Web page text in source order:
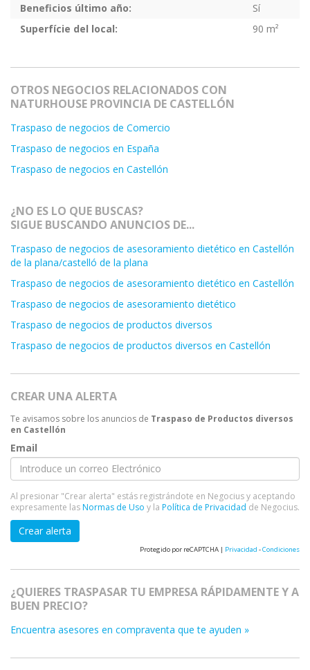
Beneficios último año:
Sí
Superfície del local:
90 m²
OTROS NEGOCIOS RELACIONADOS CON
NATURHOUSE PROVINCIA DE CASTELLÓN
Traspaso de negocios de Comercio
Traspaso de negocios en España
Traspaso de negocios en Castellón
¿NO ES LO QUE BUSCAS?
SIGUE BUSCANDO ANUNCIOS DE...
Traspaso de negocios de asesoramiento dietético en Castellón
de la plana/castelló de la plana
Traspaso de negocios de asesoramiento dietético en Castellón
Traspaso de negocios de asesoramiento dietético
Traspaso de negocios de productos diversos
Traspaso de negocios de productos diversos en Castellón
CREAR UNA ALERTA
Te avisamos sobre los anuncios de Traspaso de Productos diversos
en Castellón
Email
Al presionar "Crear alerta" estás registrándote en Negocius y aceptando
expresamente lasNormas de Uso y la Política de Privacidad de Negocius.
Crear alerta
Protegido por reCAPTCHA | Privacidad -Condiciones
¿QUIERES TRASPASAR TU EMPRESA RÁPIDAMENTE Y A
BUEN PRECIO?
Encuentra asesores en compraventa que te ayuden »